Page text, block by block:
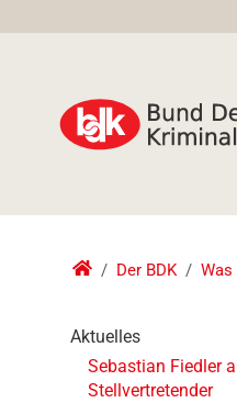
Der BDK
Aktuelles
Sebastian Fiedler
Stellvertretender